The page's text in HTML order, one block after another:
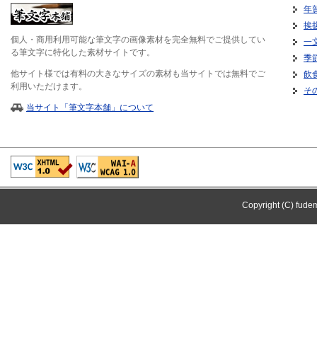
個人・商用利用可能な筆文字の画像素材を完全無料でご提供してい
る筆文字に特化した素材サイトです。
他サイト様では有料の大きなサイズの素材も当サイトでは無料でご
利用いただけます。
当サイト「筆文字本舗」について
年
挨
一
季
飲
そ
Copyright (C)